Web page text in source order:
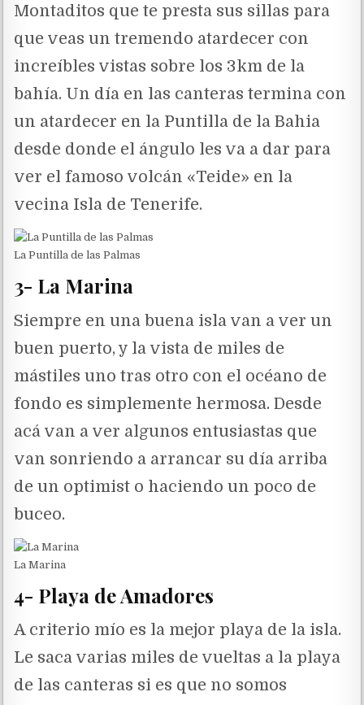
Montaditos que te presta sus sillas para
que veas un tremendo atardecer con
increíbles vistas sobre los 3km de la
bahía. Un día en las canteras termina con
un atardecer en la Puntilla de la Bahia
desde donde el ángulo les va a dar para
ver el famoso volcán «Teide» en la
vecina Isla de Tenerife.
La Puntilla de las Palmas
3- La Marina
Siempre en una buena isla van a ver un
buen puerto, y la vista de miles de
mástiles uno tras otro con el océano de
fondo es simplemente hermosa. Desde
acá van a ver algunos entusiastas que
van sonriendo a arrancar su día arriba
de un optimist o haciendo un poco de
buceo.
La Marina
4- Playa de Amadores
A criterio mío es la mejor playa de la isla.
Le saca varias miles de vueltas a la playa
de las canteras si es que no somos